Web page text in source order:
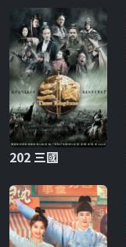
202 三國